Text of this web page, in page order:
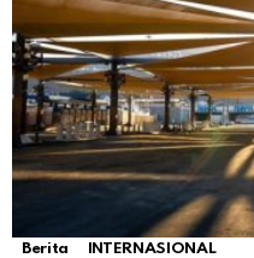
Berita INTERNASIONAL